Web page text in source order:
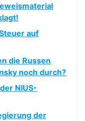
auf
die Russen
noch durch?
NIUS-
der